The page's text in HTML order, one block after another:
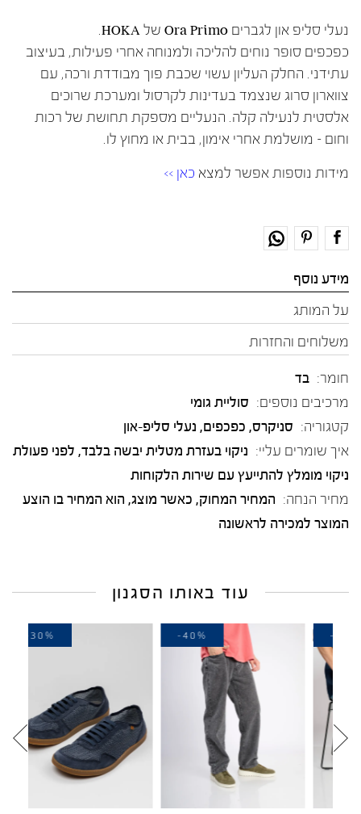
נעלי סליפ און לגברים Ora Primo של HOKA.
כפכפים סופר נוחים להליכה ולמנוחה אחרי פעילות, בעיצוב
עתידני. החלק העליון עשוי שכבת פוך מבודדת ורכה, עם
צווארון סרוג שנצמד בעדינות לקרסול ומערכת שרוכים
אלסטית לנעילה קלה. הנעליים מספקת תחושת של רכות
וחום – מושלמת אחרי אימון, בבית או מחוץ לו.
מידות נוספות אפשר למצא כאן >>
מידע נוסף
על המותג
משלוחים והחזרות
חומר: בד
מרכיבים נוספים: סוליית גומי
קטגוריה: סניקרס, כפכפים, נעלי סליפ-און
איך שומרים עליי: ניקוי בעזרת מטלית יבשה בלבד, לפני פעולת
ניקוי מומלץ להתייעץ עם שירות הלקוחות
מחיר הנחה: המחיר המחוק, כאשר מוצג, הוא המחיר בו הוצע
המוצר למכירה לראשונה
עוד באותו הסגנון
-40%
-30%